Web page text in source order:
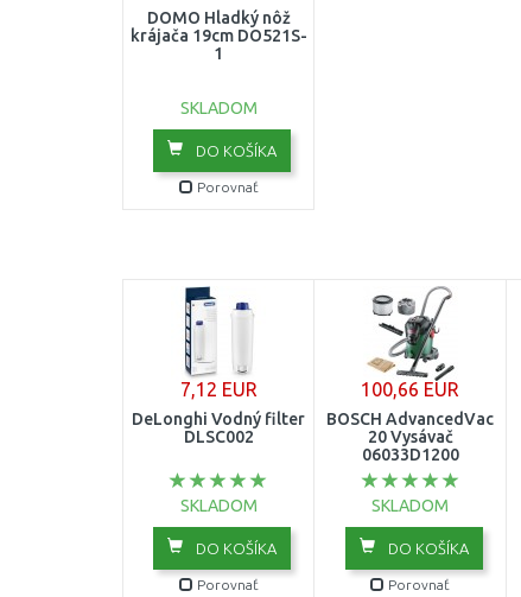
DOMO Hladký nôž
krájača 19cm DO521S-
1
SKLADOM
DO KOŠÍKA
Porovnať
7,12 EUR
DeLonghi Vodný filter
DLSC002
SKLADOM
DO KOŠÍKA
Porovnať
100,66 EUR
BOSCH AdvancedVac
20 Vysávač
06033D1200
SKLADOM
DO KOŠÍKA
Porovnať